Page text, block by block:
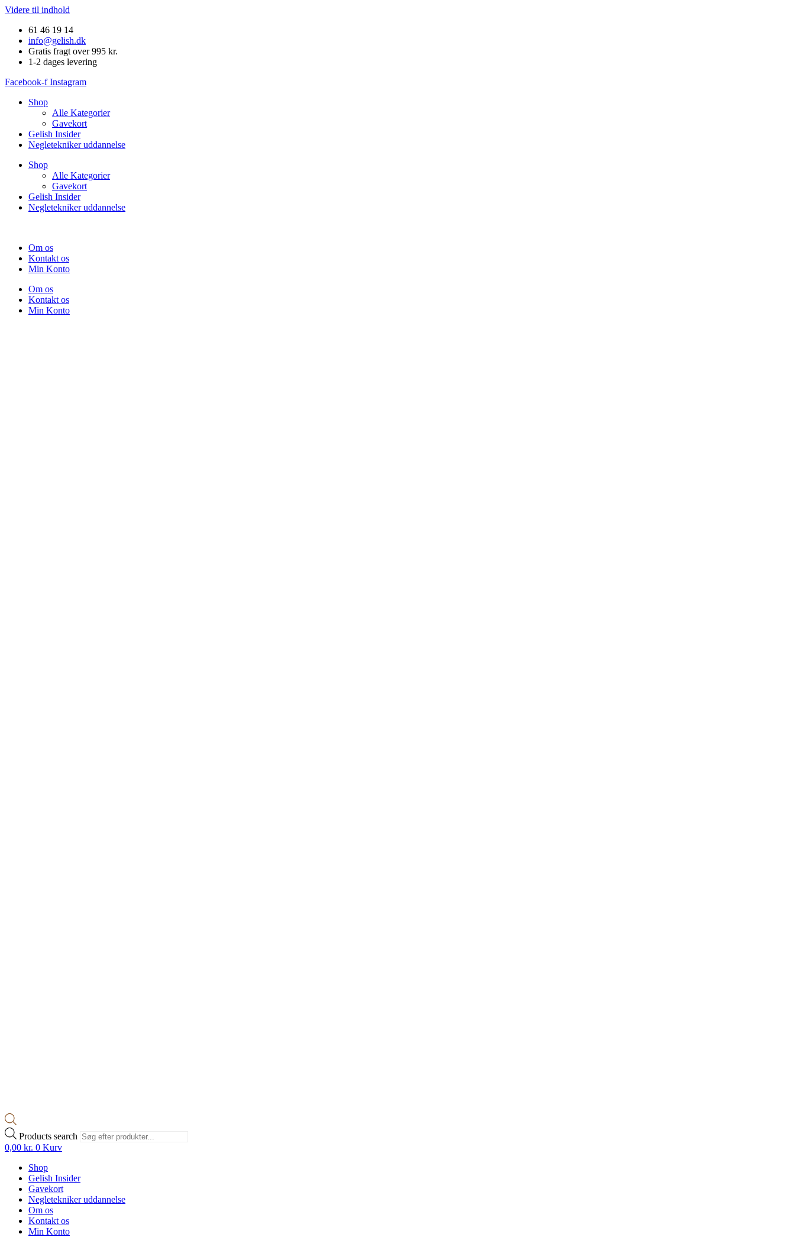
Videre til indhold
61 46 19 14
info@gelish.dk
Gratis fragt over 995 kr.
1-2 dages levering
Facebook-f Instagram
Shop
Alle Kategorier
Gavekort
Gelish Insider
Negletekniker uddannelse
Shop
Alle Kategorier
Gavekort
Gelish Insider
Negletekniker uddannelse
Om os
Kontakt os
Min Konto
Om os
Kontakt os
Min Konto
Products search
0,00 kr. 0 Kurv
Shop
Gelish Insider
Gavekort
Negletekniker uddannelse
Om os
Kontakt os
Min Konto